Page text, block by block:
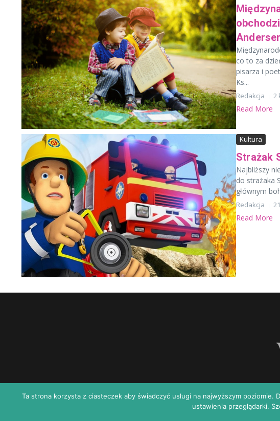
co to za
pisarza i
Ks...
Redakcja 2
Read More
Kultura
Strażak
Najbliższy
do strażaka
głównym
Redakcja
Read More
Ta strona korzysta z ciasteczek aby świadczyć usługi na najwyższym
ustawienia przeglądarki.